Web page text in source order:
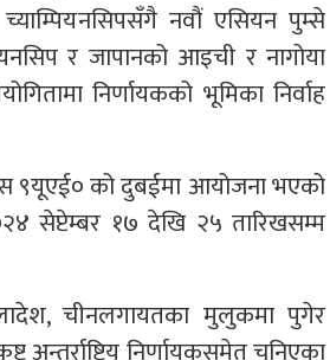
नवौं एसियन पुम्से
र जापानको आइची र नागोया
निर्णायकको भूमिका निर्वाह
९यूएई० को दुबईमा आयोजना भएको
सेप्टेम्बर १७ देखि २५ तारिखसम्म
चीनलगायतका मुलुकमा पुगेर